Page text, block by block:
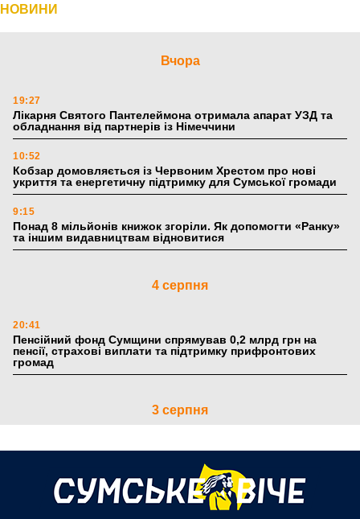
НОВИНИ
Вчора
19:27
Лікарня Святого Пантелеймона отримала апарат УЗД та
обладнання від партнерів із Німеччини
10:52
Кобзар домовляється із Червоним Хрестом про нові
укриття та енергетичну підтримку для Сумської громади
9:15
Понад 8 мільйонів книжок згоріли. Як допомогти «Ранку»
та іншим видавництвам відновитися
4 серпня
20:41
Пенсійний фонд Сумщини спрямував 0,2 млрд грн на
пенсії, страхові виплати та підтримку прифронтових
громад
3 серпня
18:53
Романько розширює програму відпочинку дітей із
прифронтової Сумщини: перша група оздоровилася в
Австрії